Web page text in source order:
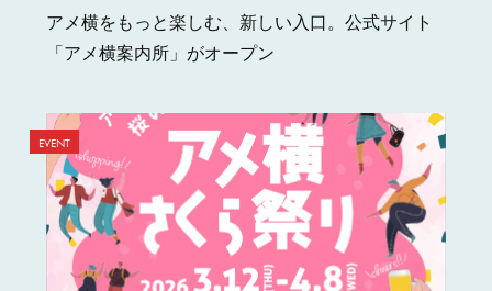
アメ横をもっと楽しむ、新しい入口。公式サイト
「アメ横案内所」がオープン
EVENT